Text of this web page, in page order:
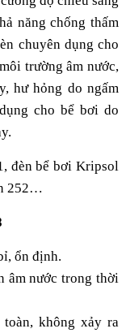
năng chống thấm
chuyên dụng cho
trường âm nước,
hư hỏng do ngấm
cho bể bơi do
đèn bể bơi Kripsol
252…
ổn định.
âm nước trong thời
không xảy ra